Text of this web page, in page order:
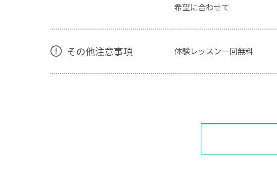
希望に合わせて
その他注意事項 体験レッスン一回無料